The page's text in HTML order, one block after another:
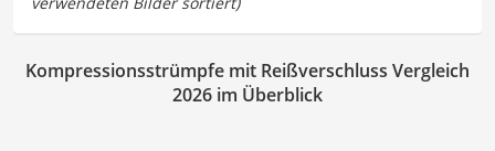
Kompressionsstrümpfe mit Reißverschluss Vergleich
2026 im Überblick